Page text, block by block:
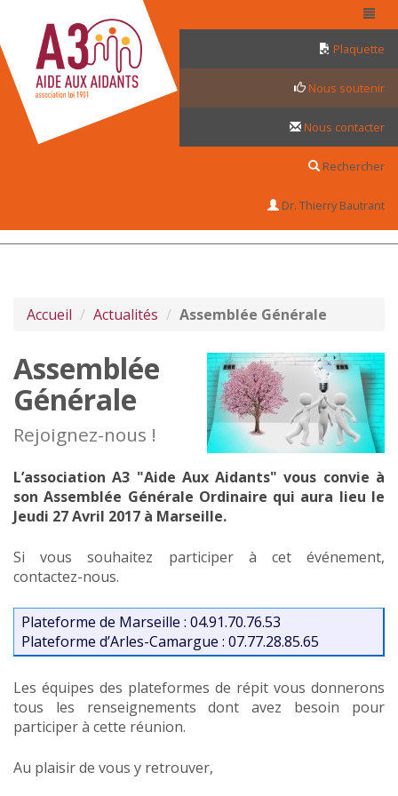
Plaquette
Nous soutenir
Nous contacter
Rechercher
Dr. Thierry Bautrant
Accueil Actualités Assemblée Générale
Assemblée
Générale
Rejoignez-nous !
L’association A3 "Aide Aux Aidants" vous convie à
son Assemblée Générale Ordinaire qui aura lieu le
Jeudi 27 Avril 2017 à Marseille.
Si vous souhaitez participer à cet événement,
contactez-nous.
Plateforme de Marseille : 04.91.70.76.53
Plateforme d’Arles-Camargue : 07.77.28.85.65
Les équipes des plateformes de répit vous donnerons
tous les renseignements dont avez besoin pour
participer à cette réunion.
Au plaisir de vous y retrouver,
Panneau de gestion des cookies